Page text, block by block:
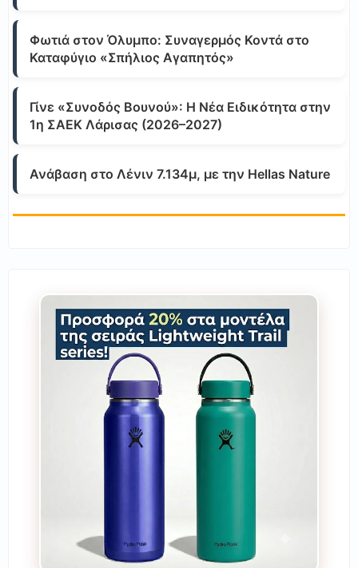
Φωτιά στον Όλυμπο: Συναγερμός Κοντά στο
Καταφύγιο «Σπήλιος Αγαπητός»
Γίνε «Συνοδός Βουνού»: Η Νέα Ειδικότητα στην
1η ΣΑΕΚ Λάρισας (2026–2027)
Ανάβαση στο Λένιν 7.134μ, με την Hellas Nature